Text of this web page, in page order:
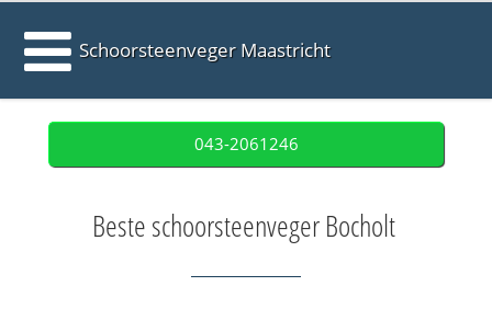
Schoorsteenveger Maastricht
043-2061246
Beste schoorsteenveger Bocholt